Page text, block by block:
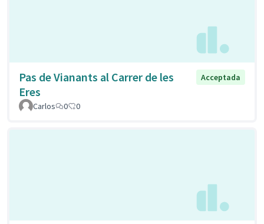
Pas de Vianants al Carrer de les
Eres
Acceptada
Carlos 0 0